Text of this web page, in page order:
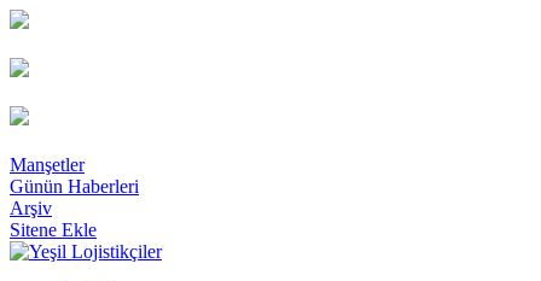
Manşetler
Günün Haberleri
Arşiv
Sitene Ekle